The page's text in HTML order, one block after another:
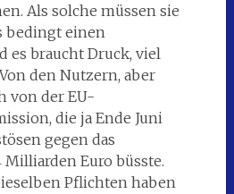
Als solche müssen sie
bedingt einen
es braucht Druck, viel
den Nutzern, aber
von der EU-
die ja Ende Juni
gegen das
Euro büsste.
Pflichten haben